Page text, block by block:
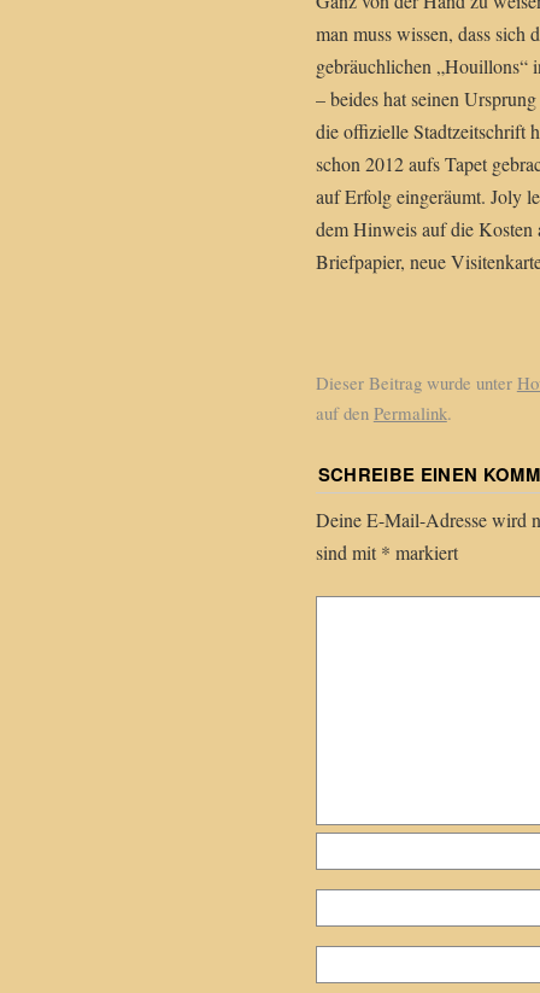
man muss wissen, dass
gebräuchlichen „Houillons“
– beides hat seinen
die offizielle Stadtzeitschrift
schon 2012 aufs Tapet
auf Erfolg eingeräumt. Joly
dem Hinweis auf die Kosten
Briefpapier, neue
Dieser Beitrag wurde unter
auf den Permalink.
SCHREIBE EINEN
Deine E-Mail-Adresse wird
sind mit * markiert